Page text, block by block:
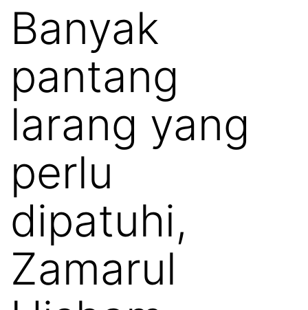
Banyak
pantang
larang yang
perlu
dipatuhi,
Zamarul